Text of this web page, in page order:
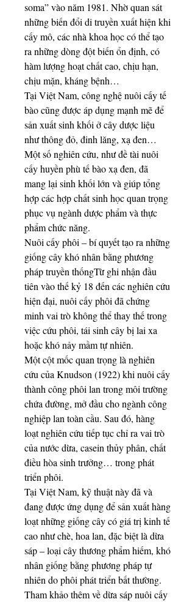
soma” vào năm 1981. Nhờ quan sát
những biến đổi di truyền xuất hiện khi
cấy mô, các nhà khoa học có thể tạo
ra những dòng đột biến ổn định, có
hàm lượng hoạt chất cao, chịu hạn,
chịu mặn, kháng bệnh…
Tại Việt Nam, công nghệ nuôi cấy tế
bào cũng được áp dụng mạnh mẽ để
sản xuất sinh khối ở cây dược liệu
như thông đỏ, đinh lăng, xạ đen…
Một số nghiên cứu, như đề tài nuôi
cấy huyền phù tế bào xạ đen, đã
mang lại sinh khối lớn và giúp tổng
hợp các hợp chất sinh học quan trọng
phục vụ ngành dược phẩm và thực
phẩm chức năng.
Nuôi cấy phôi – bí quyết tạo ra những
giống cây khó nhân bằng phương
pháp truyền thốngTừ ghi nhận đầu
tiên vào thế kỷ 18 đến các nghiên cứu
hiện đại, nuôi cấy phôi đã chứng
minh vai trò không thể thay thế trong
việc cứu phôi, tái sinh cây bị lai xa
hoặc khó nảy mầm tự nhiên.
Một cột mốc quan trọng là nghiên
cứu của Knudson (1922) khi nuôi cấy
thành công phôi lan trong môi trường
chứa đường, mở đầu cho ngành công
nghiệp lan toàn cầu. Sau đó, hàng
loạt nghiên cứu tiếp tục chỉ ra vai trò
của nước dừa, casein thủy phân, chất
điều hòa sinh trưởng… trong phát
triển phôi.
Tại Việt Nam, kỹ thuật này đã và
đang được ứng dụng để sản xuất hàng
loạt những giống cây có giá trị kinh tế
cao như chè, hoa lan, đặc biệt là dừa
sáp – loại cây thương phẩm hiếm, khó
nhân giống bằng phương pháp tự
nhiên do phôi phát triển bất thường.
Tham khảo thêm về dừa sáp nuôi cấy